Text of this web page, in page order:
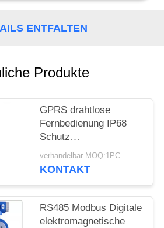
ENTFALTEN
Produkte
GPRS drahtlose
Fernbedienung IP68
Schutz
elektromagnetische
Durchflussmesser mit
Ammoniak und
Bewässerung
verhandelbar MOQ:1PC
KONTAKT
RS485 Modbus Digitale
elektromagnetische